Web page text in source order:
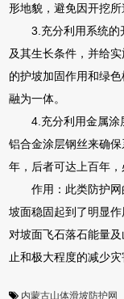
形地貌，避免因开挖所
3.充分利用系统的
及其生长条件，并给
的护坡加固作用和绿
融为一体。
4.充分利用金属涂
铝合金涂层钢丝来确
年，后者可达上百年
作用：此类防护
坡面稳固起到了明显
对坡面飞石落石能量
止和极大程度的减少灾
内蒙古山体滑坡防护网